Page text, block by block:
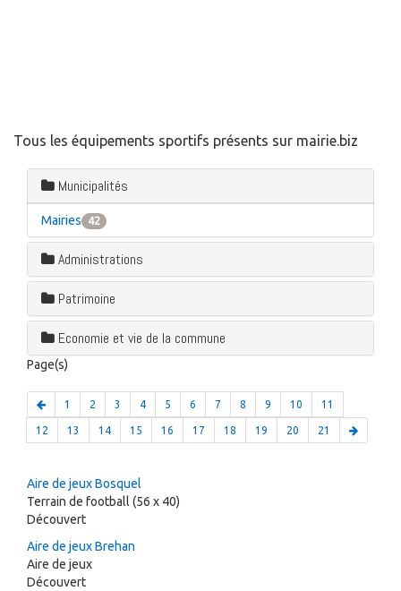
Tous les équipements sportifs présents sur mairie.biz
Municipalités
Mairies 42
Administrations
Patrimoine
Economie et vie de la commune
Page(s)
1 2 3 4 5 6 7 8 9 10 11
12 13 14 15 16 17 18 19 20 21
Aire de jeux Bosquel
Terrain de football (56 x 40)
Découvert
Aire de jeux Brehan
Aire de jeux
Découvert